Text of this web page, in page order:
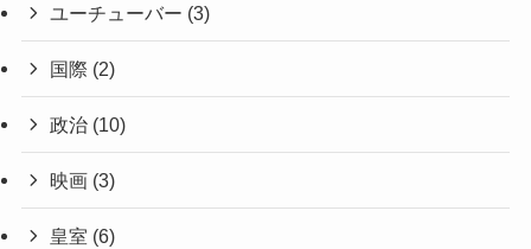
ユーチューバー (3)
国際 (2)
政治 (10)
映画 (3)
皇室 (6)